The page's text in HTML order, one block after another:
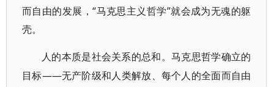
而自由的发展，“马克思主义哲学”就会成为无魂的躯
壳。
人的本质是社会关系的总和。马克思哲学确立的
目标——无产阶级和人类解放、每个人的全面而自由